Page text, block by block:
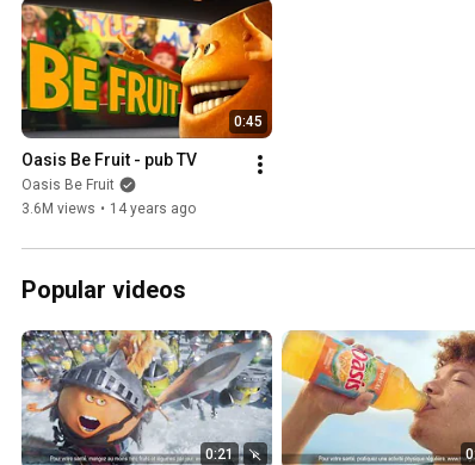
0:45
Oasis Be Fruit - pub TV
Oasis Be Fruit
3.6M views • 14 years ago
Popular videos
0:21